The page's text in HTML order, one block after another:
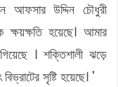
আফসার উদ্দিন চৌধুরী
ক্ষয়ক্ষতি হয়েছে। আমার
। শক্তিশালী ঝড়ে
সৃষ্টি হয়েছে। '